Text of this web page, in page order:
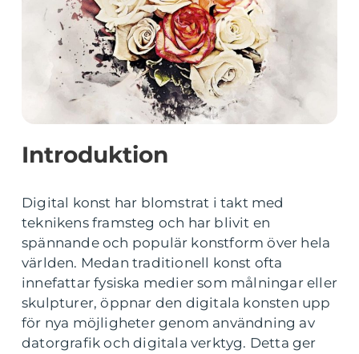
Introduktion
Digital konst har blomstrat i takt med
teknikens framsteg och har blivit en
spännande och populär konstform över hela
världen. Medan traditionell konst ofta
innefattar fysiska medier som målningar eller
skulpturer, öppnar den digitala konsten upp
för nya möjligheter genom användning av
datorgrafik och digitala verktyg. Detta ger